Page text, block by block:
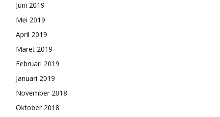
Juni 2019
Mei 2019
April 2019
Maret 2019
Februari 2019
Januari 2019
November 2018
Oktober 2018